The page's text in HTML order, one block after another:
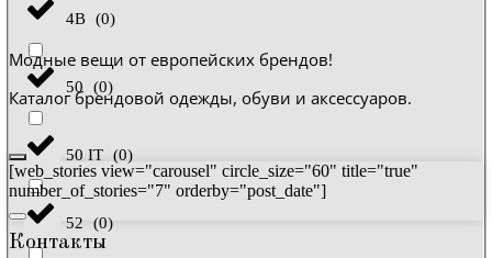
4B (0)
50 (0)
50 IT (0)
52 (0)
Модные вещи от европейских брендов!
Каталог брендовой одежды, обуви и аксессуаров.
[web_stories view="carousel" circle_size="60" title="true"
number_of_stories="7" orderby="post_date"]
Контакты